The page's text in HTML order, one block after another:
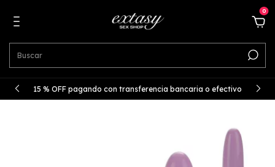
0
15 % OFF pagando con transferencia bancaria o efectivo